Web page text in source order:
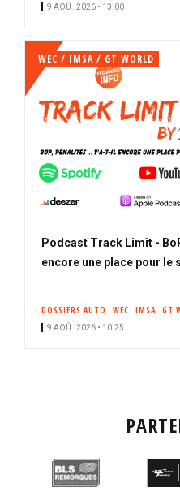
9 AOÛ. 2026 • 13:00
WEC / IMSA / GT WORLD
Podcast Track Limit -
encore une place pour le
DOSSIERS AUTO WEC IMSA GT
9 AOÛ. 2026 • 10:25